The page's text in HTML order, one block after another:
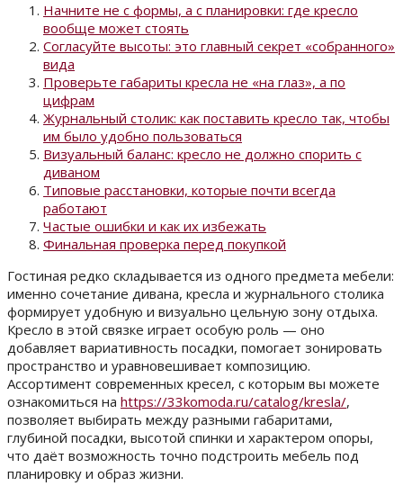
Начните не с формы, а с планировки: где кресло
вообще может стоять
Согласуйте высоты: это главный секрет «собранного»
вида
Проверьте габариты кресла не «на глаз», а по
цифрам
Журнальный столик: как поставить кресло так, чтобы
им было удобно пользоваться
Визуальный баланс: кресло не должно спорить с
диваном
Типовые расстановки, которые почти всегда
работают
Частые ошибки и как их избежать
Финальная проверка перед покупкой
Гостиная редко складывается из одного предмета мебели:
именно сочетание дивана, кресла и журнального столика
формирует удобную и визуально цельную зону отдыха.
Кресло в этой связке играет особую роль — оно
добавляет вариативность посадки, помогает зонировать
пространство и уравновешивает композицию.
Ассортимент современных кресел, с которым вы можете
ознакомиться на https://33komoda.ru/catalog/kresla/,
позволяет выбирать между разными габаритами,
глубиной посадки, высотой спинки и характером опоры,
что даёт возможность точно подстроить мебель под
планировку и образ жизни.